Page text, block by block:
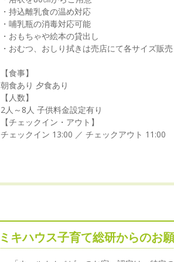
・持込離乳食の温め対応
・哺乳瓶の消毒対応可能
・おもちゃや絵本の貸出し
・おむつ、おしり拭きは売店にて各サイズ販売
【食事】
朝食あり 夕食あり
【人数】
2人～8人 子供料金設定有り
【チェックイン・アウト】
チェックイン 13:00 ／ チェックアウト 11:00
ミキハウス子育て総研からのお